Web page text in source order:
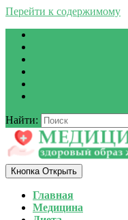
Перейти к содержимому
Найти:
Кнопка Открыть
Главная
Медицина